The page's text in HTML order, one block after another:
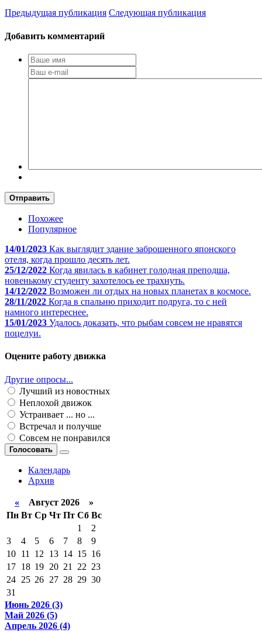
Предыдущая публикация Следующая публикация
Добавить комментарий
Отправить
Похожее
Популярное
14/01/2023 Как выглядит здание заброшенного японского
отеля, когда прошло десять лет.
25/12/2022 Когда явилась в кабинет голодная преподша,
новенькому студенту захотелось ее трахнуть.
14/12/2022 Возможен ли отдых на новых планетах в космосе.
28/11/2022 Когда в спальню приходит подруга, то с ней
намного интереснее.
15/01/2023 Удалось доказать, что рыбам совсем не нравятся
поцелуи.
Оцените работу движка
Другие опросы...
Лучший из новостных
Неплохой движок
Устраивает ... но ...
Встречал и получше
Совсем не понравился
Голосовать
Календарь
Архив
« Август 2026 »
Пн Вт Ср Чт Пт Сб Вс
1
2
3
4 5 6 7 8
9
10 11 12 13 14 15 16
17 18 19 20 21 22 23
24 25 26 27 28 29 30
31
Июнь 2026 (3)
Май 2026 (5)
Апрель 2026 (4)